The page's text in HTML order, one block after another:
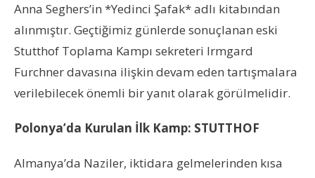
Anna Seghers’in *Yedinci Şafak* adlı kitabından
alınmıştır. Geçtiğimiz günlerde sonuçlanan eski
Stutthof Toplama Kampı sekreteri Irmgard
Furchner davasına ilişkin devam eden tartışmalara
verilebilecek önemli bir yanıt olarak görülmelidir.
Polonya’da Kurulan İlk Kamp: STUTTHOF
Almanya’da Naziler, iktidara gelmelerinden kısa